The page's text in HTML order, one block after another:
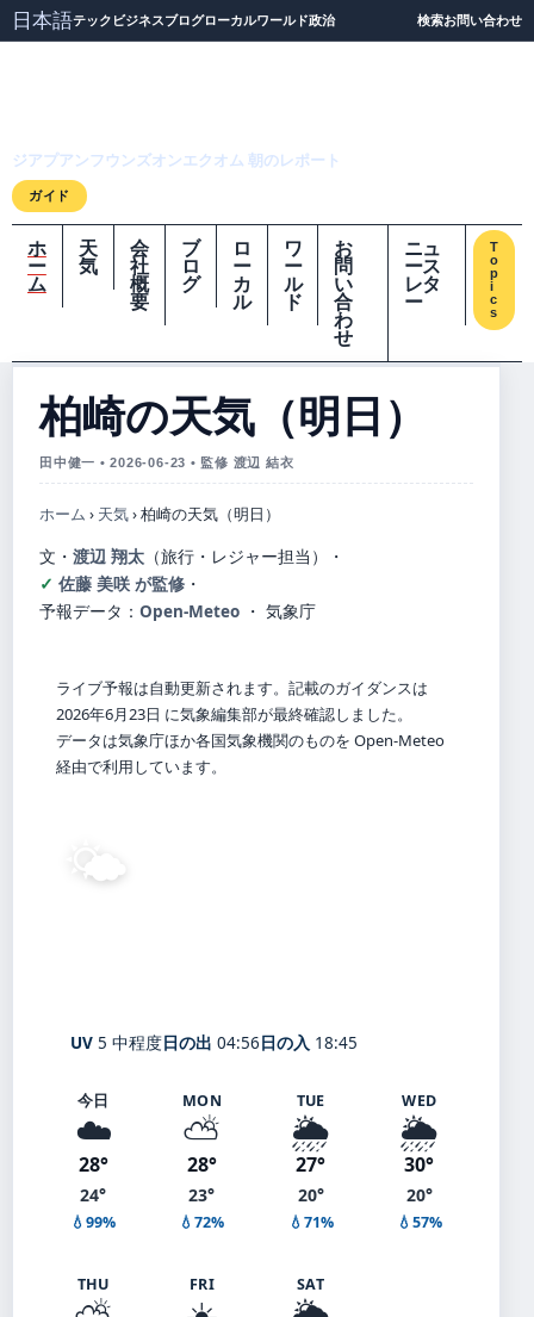
日本語テック ビジネスブログローカルワールド政治 検索お問い合わせ
ジアプアンフウンズオンエクオム 朝のレポート
ガイド
ホ
ー
ム
天
気
会
社
概
要
ブ
ロ
グ
ロ
ー
カ
ル
ワ
ー
ル
ド
お
問
い
合
わ
せ
ニュ
ース
レタ
ー
T
o
p
i
c
s
柏崎の天気（明日）
田中健一 • 2026-06-23 • 監修 渡辺 結衣
ホーム › 天気›柏崎の天気（明日）
文・ 渡辺 翔太 （旅行・レジャー担当）
・
佐藤 美咲 が監修 ・
予報データ： Open-Meteo ・ 気象庁
ライブ予報は自動更新されます。記載のガイダンスは
2026年6月23日 に気象編集部が最終確認しました。
データは気象庁ほか各国気象機関のものを Open-Meteo
経由で利用しています。
🌤️
UV 5 中程度日の出 04:56日の入 18:45
今日
☁️
28°
24°
💧99%
MON
⛅
28°
23°
💧72%
TUE
🌦️
27°
20°
💧71%
WED
🌦️
30°
20°
💧57%
THU FRI SAT